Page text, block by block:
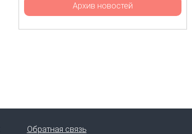
Архив новостей
Обратная связь